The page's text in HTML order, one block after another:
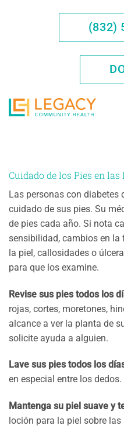
(832)
Cuidado de los Pies en
Las personas con diabetes
cuidado de sus pies. Su
de pies cada año. Si nota
sensibilidad, cambios en la
la piel, callosidades o
para que los examine.
Revise sus pies todos los
rojas, cortes, moretones,
alcance a ver la planta de
solicite ayuda a alguien.
Lave sus pies todos los
en especial entre los dedos.
Mantenga su piel suave y
loción para la piel sobre